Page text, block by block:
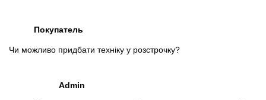
Покупатель
Чи можливо придбати техніку у розстрочку?
Admin